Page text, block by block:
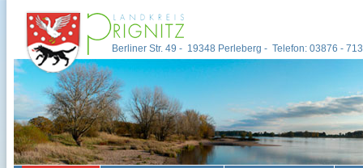
Berliner Str. 49 - 19348 Perleberg - Telefon: 03876 -